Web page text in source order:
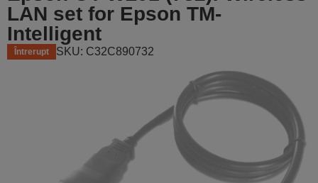
LAN set for Epson TM-
Intelligent
Întrerupt SKU: C32C890732